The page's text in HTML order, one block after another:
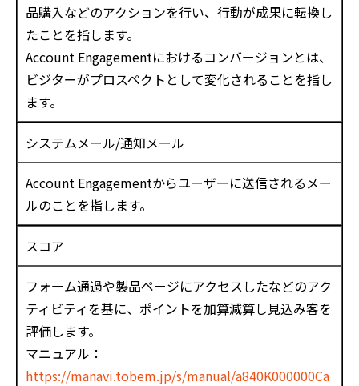
品購入などのアクションを行い、行動が成果に転換し
たことを指します。
Account Engagementにおけるコンバージョンとは、
ビジターがプロスペクトとして変化されることを指し
ます。
システムメール/通知メール
Account Engagementからユーザーに送信されるメー
ルのことを指します。
スコア
フォーム通過や製品ページにアクセスしたなどのアク
ティビティを基に、ポイントを加算減算し見込み客を
評価します。
マニュアル：
https://manavi.tobem.jp/s/manual/a840K000000Ca